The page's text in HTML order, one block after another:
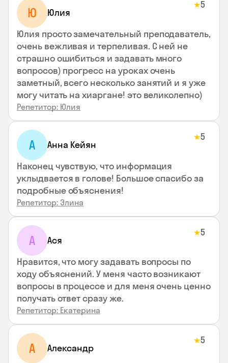
Ю Юлия
★5
Юлия просто замечательный преподаватель,
очень вежливая и терпеливая. С ней не
страшно ошибиться и задавать много
вопросов) прогресс на уроках очень
заметный, всего несколько занятий и я уже
могу читать на хиаргане! это великолепно)
Репетитор: Юлия
А Анна Кейян
★5
Наконец чувствую, что информация
уклыдвается в голове! Большое спасибо за
подробные объяснения!
Репетитор: Элина
А Ася
★5
Нравится, что могу задавать вопросы по
ходу объяснений. У меня часто возникают
вопросы в процессе и для меня очень ценно
получать ответ сразу же.
Репетитор: Екатерина
А Александр
★5